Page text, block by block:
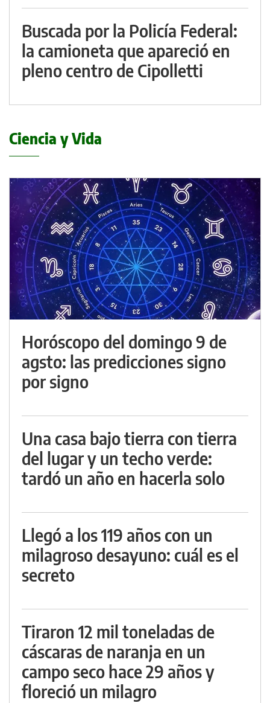
Buscada por la Policía Federal:
la camioneta que apareció en
pleno centro de Cipolletti
Ciencia y Vida
Horóscopo del domingo 9 de
agsto: las predicciones signo
por signo
Una casa bajo tierra con tierra
del lugar y un techo verde:
tardó un año en hacerla solo
Llegó a los 119 años con un
milagroso desayuno: cuál es el
secreto
Tiraron 12 mil toneladas de
cáscaras de naranja en un
campo seco hace 29 años y
floreció un milagro